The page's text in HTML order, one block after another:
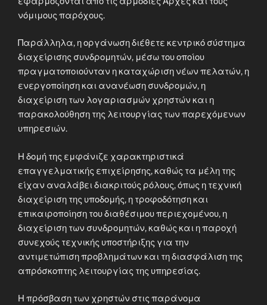
νόμιμους παρόχους.
Παράλληλα, η οργάνωση διέθετε κεντρικό σύστημα
διαχείρισης συνδρομητών, μέσω του οποίου
πραγματοποιούνταν η καταχώριση νέων πελατών, η
ενεργοποίηση και ανανέωση συνδρομών, η
διαχείριση των λογαριασμών χρηστών και η
παρακολούθηση της λειτουργίας των παρεχόμενων
υπηρεσιών.
Η δομή της εμφάνιζε χαρακτηριστικά
επαγγελματικής επιχείρησης, καθώς τα μέλη της
είχαν αναλάβει διακριτούς ρόλους, όπως η τεχνική
διαχείριση της υποδομής, η τροφοδότηση και
επικαιροποίηση του διαθέσιμου περιεχομένου, η
διαχείριση των συνδρομητών, καθώς και η παροχή
συνεχούς τεχνικής υποστήριξης για την
αντιμετώπιση προβλημάτων και τη διασφάλιση της
απρόσκοπτης λειτουργίας της υπηρεσίας.
Η πρόσβαση των χρηστών στις παράνομα